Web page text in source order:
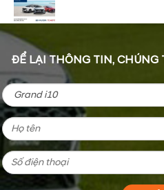
ĐỂ LẠI THÔNG TIN, CHÚNG